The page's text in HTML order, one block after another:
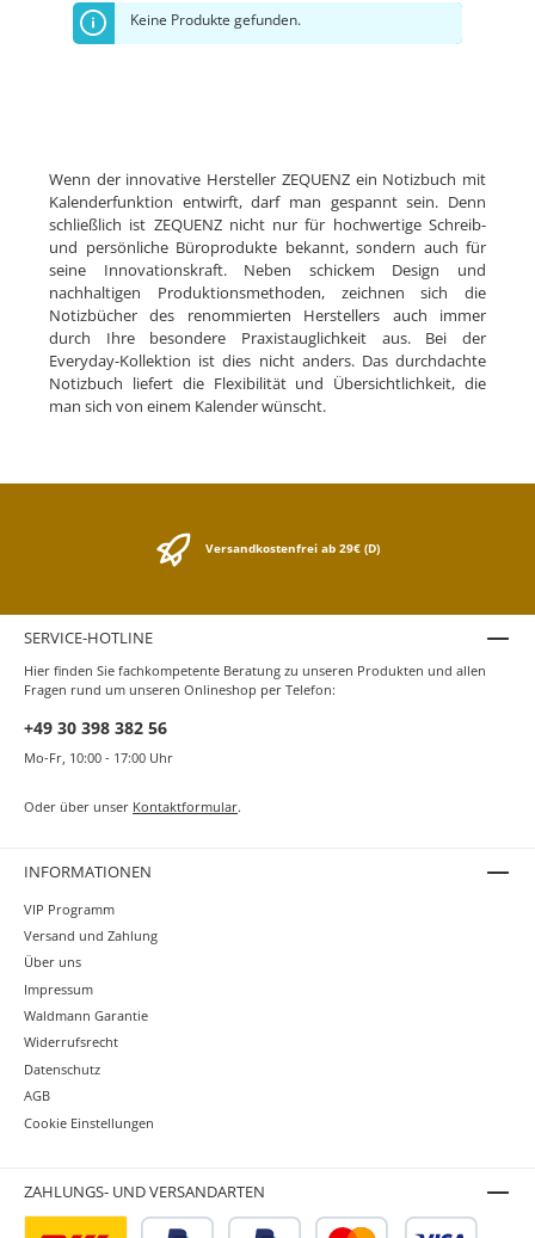
Keine Produkte gefunden.
Wenn der innovative Hersteller ZEQUENZein Notizbuch mit
Kalenderfunktion entwirft, darf man gespannt sein. Denn
schließlich ist ZEQUENZ nicht nur für hochwertige Schreib-
und persönliche Büroprodukte bekannt, sondern auch für
seine Innovationskraft. Neben schickem Design und
nachhaltigen Produktionsmethoden, zeichnen sich die
Notizbücher des renommierten Herstellers auch immer
durch Ihre besondere Praxistauglichkeit aus. Bei der
Everyday-Kollektion ist dies nicht anders. Das durchdachte
Notizbuch liefert die Flexibilität und Übersichtlichkeit, die
man sich von einem Kalender wünscht.
Versandkostenfrei ab 29€ (D)
SERVICE-HOTLINE
Hier finden Sie fachkompetente Beratung zu unseren Produkten und allen
Fragen rund um unseren Onlineshop per Telefon:
+49 30 398 382 56
Mo-Fr, 10:00 - 17:00 Uhr
Oder über unser Kontaktformular.
INFORMATIONEN
VIP Programm
Versand und Zahlung
Über uns
Impressum
Waldmann Garantie
Widerrufsrecht
Datenschutz
AGB
Cookie Einstellungen
ZAHLUNGS- UND VERSANDARTEN